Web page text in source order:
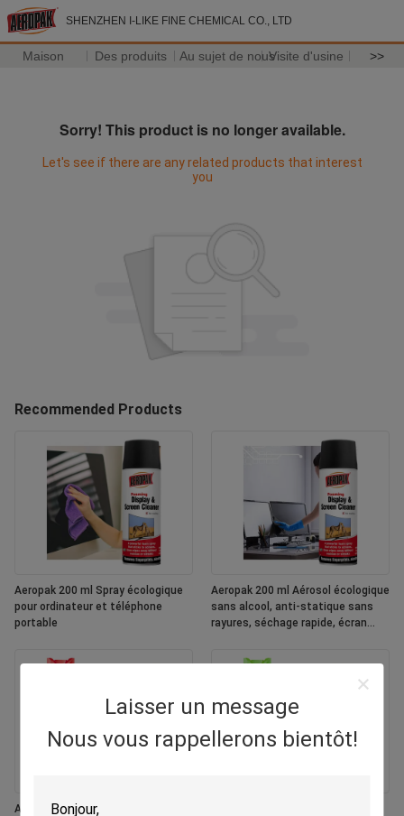
SHENZHEN I-LIKE FINE CHEMICAL CO., LTD
Maison Des produits Au sujet de nousVisite d'usine >>
Laisser un message
Nous vous rappellerons bientôt!
Sorry! This product is no longer available.
Let's see if there are any related products that interest
you
Recommended Products
Aeropak 200 ml Spray écologique
pour ordinateur et téléphone
portable
Aeropak 200 ml Aérosol écologique
sans alcool, anti-statique sans
rayures, séchage rapide, écran
Aeropak 330ml Aérosol écologique